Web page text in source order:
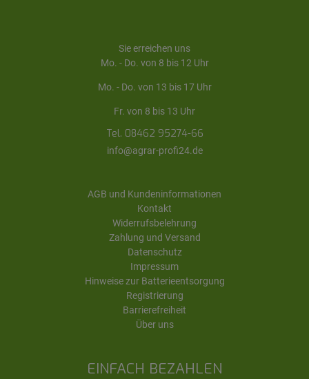
EINFACH BEZAHLEN
Sie erreichen uns
Mo. - Do. von 8 bis 12 Uhr
Mo. - Do. von 13 bis 17 Uhr
Fr. von 8 bis 13 Uhr
Tel. 08462 95274-66
info@agrar-profi24.de
AGB und Kundeninformationen
Kontakt
Widerrufsbelehrung
Zahlung und Versand
Datenschutz
Impressum
Hinweise zur Batterieentsorgung
Registrierung
Barrierefreiheit
Über uns